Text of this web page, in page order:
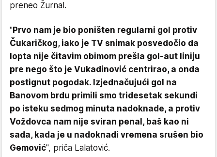
preneo Žurnal.
"Prvo nam je bio poništen regularni gol protiv
Čukaričkog, iako je TV snimak posvedočio da
lopta nije čitavim obimom prešla gol-aut liniju
pre nego što je Vukadinović centrirao, a onda
postignut pogodak. Izjednačujući gol na
Banovom brdu primili smo tridesetak sekundi
po isteku sedmog minuta nadoknade, a protiv
Voždovca nam nije sviran penal, baš kao ni
sada, kada je u nadoknadi vremena srušen bio
Gemović", priča Lalatović.